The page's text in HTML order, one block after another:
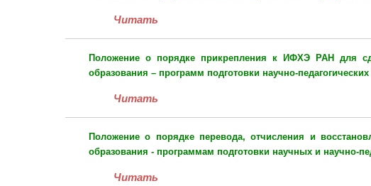
Читать
Положение о порядке прикрепления к ИФХЭ РАН для
образования – программ подготовки научно-
Читать
Положениео порядке перевода, отчисления и
образования - программам подготовки научных и научно-
Читать